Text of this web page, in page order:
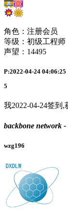
角色：注册会员
等级：初级工程师
声望： 14495
P:2022-04-24 04:06:25
5
我2022-04-24签到
backbone network
wzg196